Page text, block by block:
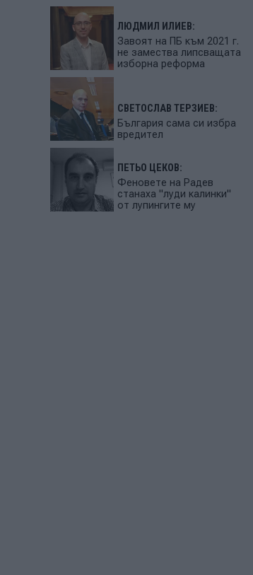
ЛЮДМИЛ ИЛИЕВ:
Завоят на ПБ към 2021 г.
не замества липсващата
изборна реформа
СВЕТОСЛАВ ТЕРЗИЕВ:
България сама си избра
вредител
ПЕТЬО ЦЕКОВ:
Феновете на Радев
станаха "луди калинки"
от лупингите му